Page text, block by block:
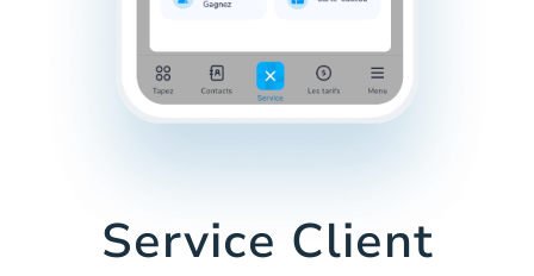
Service Client